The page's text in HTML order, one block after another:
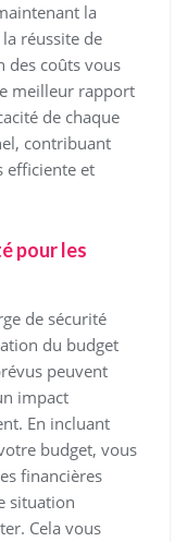
la
réussite de
des coûts vous
meilleur rapport
de chaque
contribuant
efficiente et
pour les
de sécurité
du budget
peuvent
impact
En incluant
budget, vous
financières
situation
Cela vous